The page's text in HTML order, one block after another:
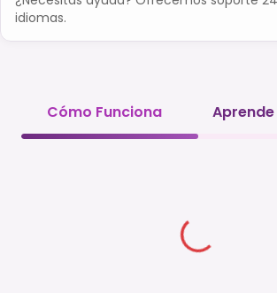
idiomas.
Cómo Funciona